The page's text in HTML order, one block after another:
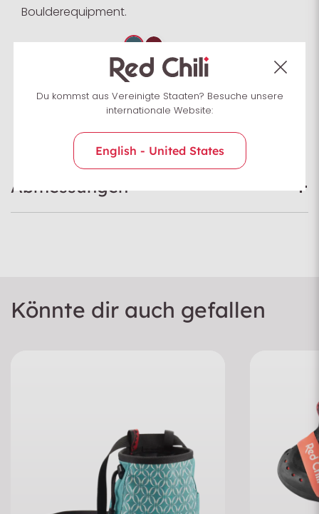
Boulderequipment.
Farbe wählen:
Größe wählen: ONE SIZE
Abmessungen
Könnte dir auch gefallen
Du kommst aus Vereinigte Staaten? Besuche unsere
internationale Website:
English - United States